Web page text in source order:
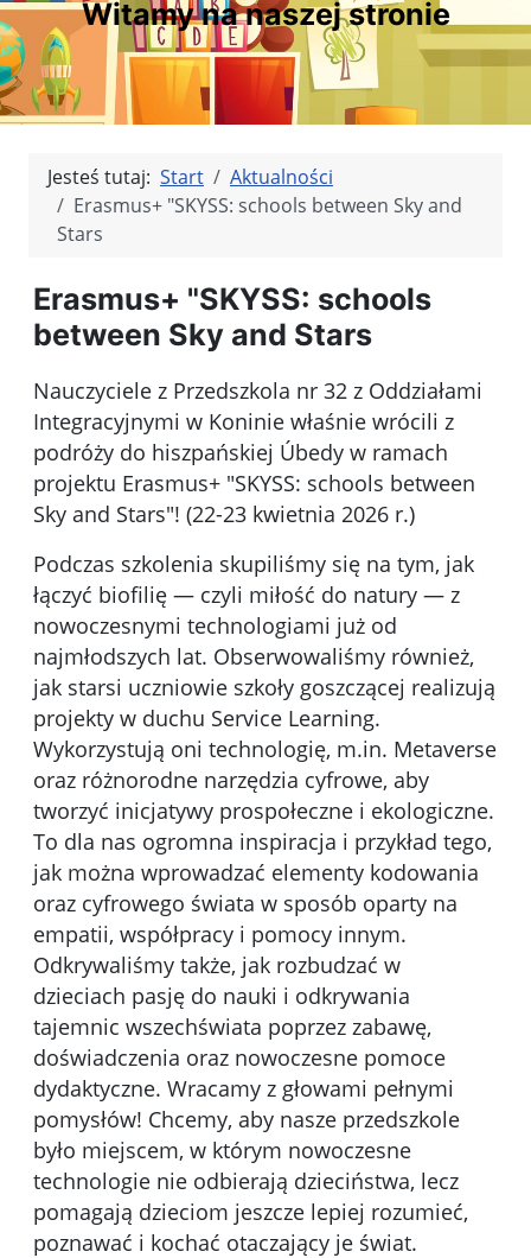
Witamy na naszej stronie
Jesteś tutaj: Start
Aktualności
Erasmus+ "SKYSS: schools between Sky and
Stars
Erasmus+ "SKYSS: schools
between Sky and Stars
Nauczyciele z Przedszkola nr 32 z Oddziałami
Integracyjnymi w Koninie właśnie wrócili z
podróży do hiszpańskiej Úbedy w ramach
projektu Erasmus+ "SKYSS: schools between
Sky and Stars"! (22-23 kwietnia 2026 r.)
Podczas szkolenia skupiliśmy się na tym, jak
łączyć biofilię — czyli miłość do natury — z
nowoczesnymi technologiami już od
najmłodszych lat. Obserwowaliśmy również,
jak starsi uczniowie szkoły goszczącej realizują
projekty w duchu Service Learning.
Wykorzystują oni technologię, m.in. Metaverse
oraz różnorodne narzędzia cyfrowe, aby
tworzyć inicjatywy prospołeczne i ekologiczne.
To dla nas ogromna inspiracja i przykład tego,
jak można wprowadzać elementy kodowania
oraz cyfrowego świata w sposób oparty na
empatii, współpracy i pomocy innym.
Odkrywaliśmy także, jak rozbudzać w
dzieciach pasję do nauki i odkrywania
tajemnic wszechświata poprzez zabawę,
doświadczenia oraz nowoczesne pomoce
dydaktyczne. Wracamy z głowami pełnymi
pomysłów! Chcemy, aby nasze przedszkole
było miejscem, w którym nowoczesne
technologie nie odbierają dzieciństwa, lecz
pomagają dzieciom jeszcze lepiej rozumieć,
poznawać i kochać otaczający je świat.